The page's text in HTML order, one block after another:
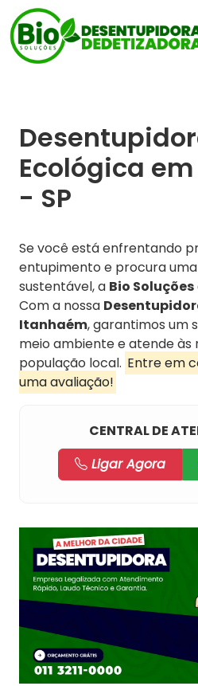
Ecológica
- SP
Se você está enfrentando
entupimento e procura
sustentável, a Bio Soluções
Com a nossa
Itanhaém, garantimos um
meio ambiente e atende às
população local. Entre em
uma avaliação!
CENTRAL DE
Ligar Agora